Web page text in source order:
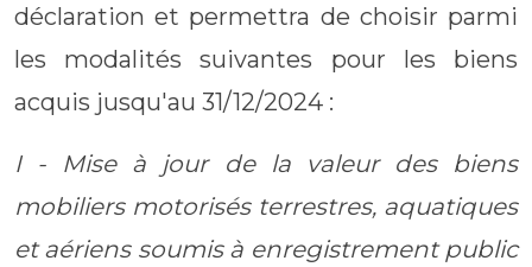
déclaration et permettra de choisir parmi
les modalités suivantes pour les biens
acquis jusqu'au 31/12/2024 :
I - Mise à jour de la valeur des biens
mobiliers motorisés terrestres, aquatiques
et aériens soumis à enregistrement public